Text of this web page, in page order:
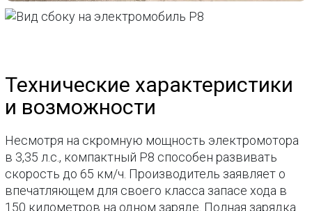
Технические характеристики
и возможности
Несмотря на скромную мощность электромотора
в 3,35 л.с., компактный P8 способен развивать
скорость до 65 км/ч. Производитель заявляет о
впечатляющем для своего класса запасе хода в
150 километров на одном заряде. Полная зарядка